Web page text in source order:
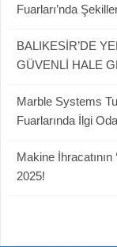
Fuarları’nda
BALIKESİR’DE
GÜVENLİ HALE
Marble Systems
Fuarlarında İlgi
Makine
2025!